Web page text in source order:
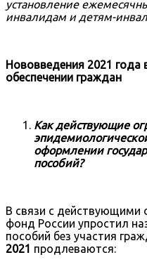
установление
инвалидам и детям-
Нововведения 2021
обеспечении граждан
Как действующие
оформлении
пособий?
В связи с действующими
фонд России упростил
пособий без участия
2021 продлеваются: